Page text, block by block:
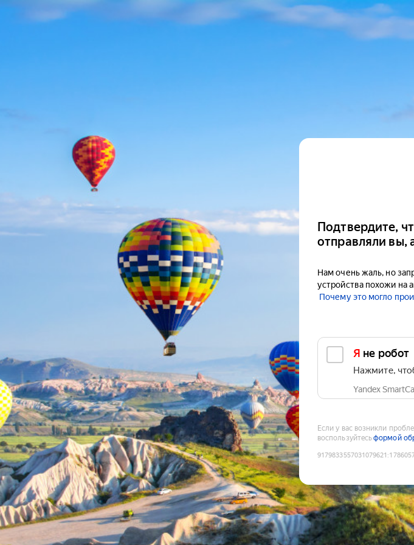
Подтвердите,
отправляли вы,
Нам очень жаль, но
устройства похожи на
Почему это могло
Я не робот
Нажмите,
Yandex
Если у вас возникли
воспользуйтесьформой
9179833557031079621 :